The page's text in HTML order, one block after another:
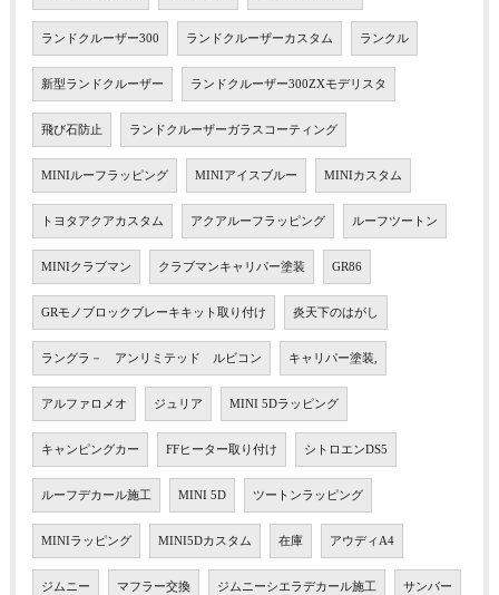
ランドクルーザー300 ランドクルーザーカスタム ランクル
新型ランドクルーザー ランドクルーザー300ZXモデリスタ
飛び石防止 ランドクルーザーガラスコーティング
MINIルーフラッピング MINIアイスブルー MINIカスタム
トヨタアクアカスタム アクアルーフラッピング ルーフツートン
MINIクラブマン クラブマンキャリパー塗装 GR86
GRモノブロックブレーキキット取り付け 炎天下のはがし
ラングラ－ アンリミテッド ルビコン キャリパー塗装,
アルファロメオ ジュリア MINI 5Dラッピング
キャンピングカー FFヒーター取り付け シトロエンDS5
ルーフデカール施工 MINI 5D ツートンラッピング
MINIラッピング MINI5Dカスタム 在庫 アウディA4
ジムニー マフラー交換 ジムニーシエラデカール施工 サンバー